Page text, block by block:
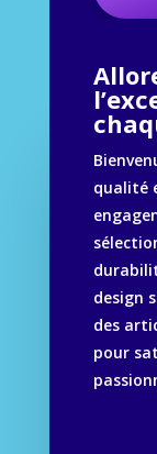
qualité
design
des
pour